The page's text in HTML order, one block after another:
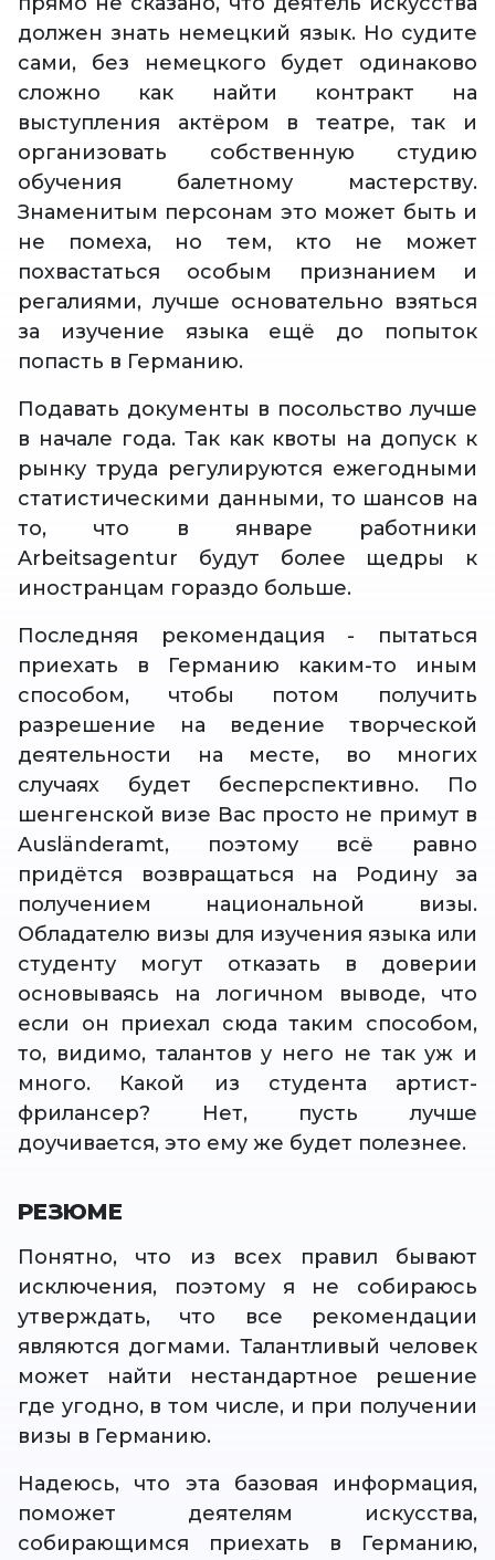
должен знать немецкий язык. Но судите
сами, без немецкого будет одинаково
сложно как найти контракт на
выступления актёром в театре, так и
организовать собственную студию
обучения балетному мастерству.
Знаменитым персонам это может быть и
не помеха, но тем, кто не может
похвастаться особым признанием и
регалиями, лучше основательно взяться
за изучение языка ещё до попыток
попасть в Германию.
Подавать документы в посольство лучше
в начале года. Так как квоты на допуск к
рынку труда регулируются ежегодными
статистическими данными, то шансов на
то, что в январе работники
Arbeitsagentur будут более щедры к
иностранцам гораздо больше.
Последняя рекомендация - пытаться
приехать в Германию каким-то иным
способом, чтобы потом получить
разрешение на ведение творческой
деятельности на месте, во многих
случаях будет бесперспективно. По
шенгенской визе Вас просто не примут в
Ausländeramt, поэтому всё равно
придётся возвращаться на Родину за
получением национальной визы.
Обладателю визы для изучения языка или
студенту могут отказать в доверии
основываясь на логичном выводе, что
если он приехал сюда таким способом,
то, видимо, талантов у него не так уж и
много. Какой из студента артист-
фрилансер? Нет, пусть лучше
доучивается, это ему же будет полезнее.
РЕЗЮМЕ
Понятно, что из всех правил бывают
исключения, поэтому я не собираюсь
утверждать, что все рекомендации
являются догмами. Талантливый человек
может найти нестандартное решение
где угодно, в том числе, и при получении
визы в Германию.
Надеюсь, что эта базовая информация,
поможет деятелям искусства,
собирающимся приехать в Германию,